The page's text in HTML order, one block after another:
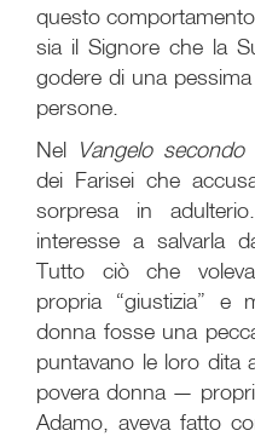
questo
sia il Signore che la
godere di una
persone.
Nel Vangelo secondo
dei Farisei che
sorpresa in
interesse a salvarla
Tutto ciò che
propria “giustizia” e
donna fosse una
puntavano le loro dita
povera donna —
Adamo, aveva fatto